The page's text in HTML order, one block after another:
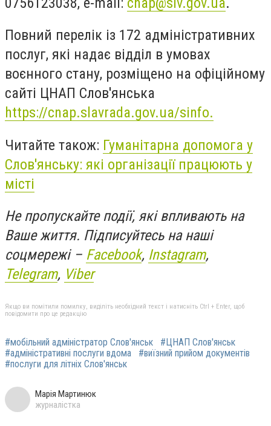
Повний перелік із 172 адміністративних
послуг, які надає відділ в умовах
воєнного стану, розміщено на офіційному
сайті ЦНАП Слов'янська
https://cnap.slavrada.gov.ua/sinfo.
Читайте також: Гуманітарна допомога у
Слов'янську: які організації працюють у
місті
Не пропускайте події, які впливають на
Ваше життя. Підписуйтесь на наші
соцмережі – Facebook, Instagram,
Telegram, Viber
Якщо ви помітили помилку, виділіть необхідний текст і натисніть Ctrl + Enter, щоб
повідомити про це редакцію
#мобільний адміністратор Слов'янськ
#ЦНАП Слов'янськ
#адміністративні послуги вдома
#виїзний прийом документів
#послуги для літніх Слов'янськ
Марія Мартинюк
журналістка